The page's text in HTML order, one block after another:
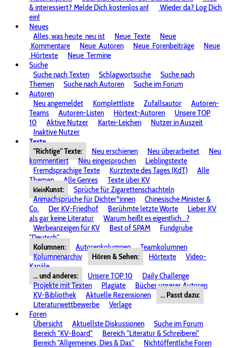
& interessiert? Melde Dich kostenlos an!
Wieder da? Log Dich
ein!
Neues
Alles, was heute neu ist Neue Texte
Neue
Kommentare
Neue Autoren Neue Forenbeiträge
Neue
Hörtexte
Neue Termine
Suche
Suche nach Texten
Schlagwortsuche
Suche nach
Themen
Suche nach Autoren
Suche im Forum
Autoren
Neu angemeldet
Komplettliste Zufallsautor
Autoren-
Teams
Autoren-Listen Hörtext-Autoren
Unsere TOP
10
Aktive Nutzer Kartei-Leichen
Nutzer in Auszeit
Inaktive Nutzer
Texte
"Richtige" Texte:
Neu erschienen Neu überarbeitet
Neu
kommentiert
Neu eingesprochen
Lieblingstexte
Fremdsprachige Texte
Kurztexte des Tages (KdT)
Alle
Themen
Alle Genres Texte über KV
kleinKunst:
Sprüche für Zigarettenschachteln
Anmachsprüche für Dichter*innen
Chinesische Minister &
Co.
Der KV-Friedhof Berühmte letzte Worte
Lieber KV
als gar keine Literatur
Warum heißt es eigentlich...?
Werbeanzeigen für KV
Best of SPAM
Fundgrube
"Deutsch"
Kolumnen:
Autorenkolumnen
Teamkolumnen
Kolumnenarchiv
Hören & Sehen: Hörtexte
Video-
Kanäle
... und anderes:
Unsere TOP 10
Daily Challenge
Projekte mit Texten
Plagiate
Bücher unserer Autoren
KV-Bibliothek
Aktuelle Rezensionen
... Passt dazu:
Literaturwettbewerbe
Verlage
Foren
Übersicht
Aktuellste Diskussionen
Suche im Forum
Bereich "KV-Board"
Bereich "Literatur & Schreiberei"
Bereich "Allgemeines, Dies & Das"
Nichtöffentliche Foren